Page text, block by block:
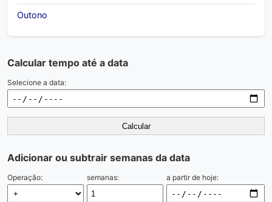
Outono
Calcular tempo até a data
Selecione a data:
Calcular
Adicionar ou subtrair semanas da data
Operação: semanas: a partir de hoje: